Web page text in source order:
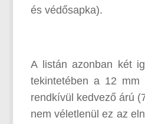
és védősapka).
A listán azonban két
tekintetében a 12 mm
rendkívül kedvező árú
nem véletlenül ez az